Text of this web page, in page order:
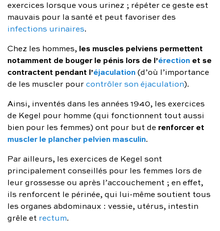
exercices lorsque vous urinez ; répéter ce geste est
mauvais pour la santé et peut favoriser des
infections urinaires.
Chez les hommes, les muscles pelviens permettent
notamment de bouger le pénis lors de l’érection et se
contractent pendant l’éjaculation(d’où l’importance
de les muscler pourcontrôler son éjaculation).
Ainsi, inventés dans les années 1940, les exercices
de Kegel pour homme (qui fonctionnent tout aussi
bien pour les femmes) ont pour but de renforcer et
muscler le plancher pelvien masculin.
Par ailleurs, les exercices de Kegel sont
principalement conseillés pour les femmes lors de
leur grossesse ou après l’accouchement ; en effet,
ils renforcent le périnée, qui lui-même soutient tous
les organes abdominaux : vessie, utérus, intestin
grêle et rectum.